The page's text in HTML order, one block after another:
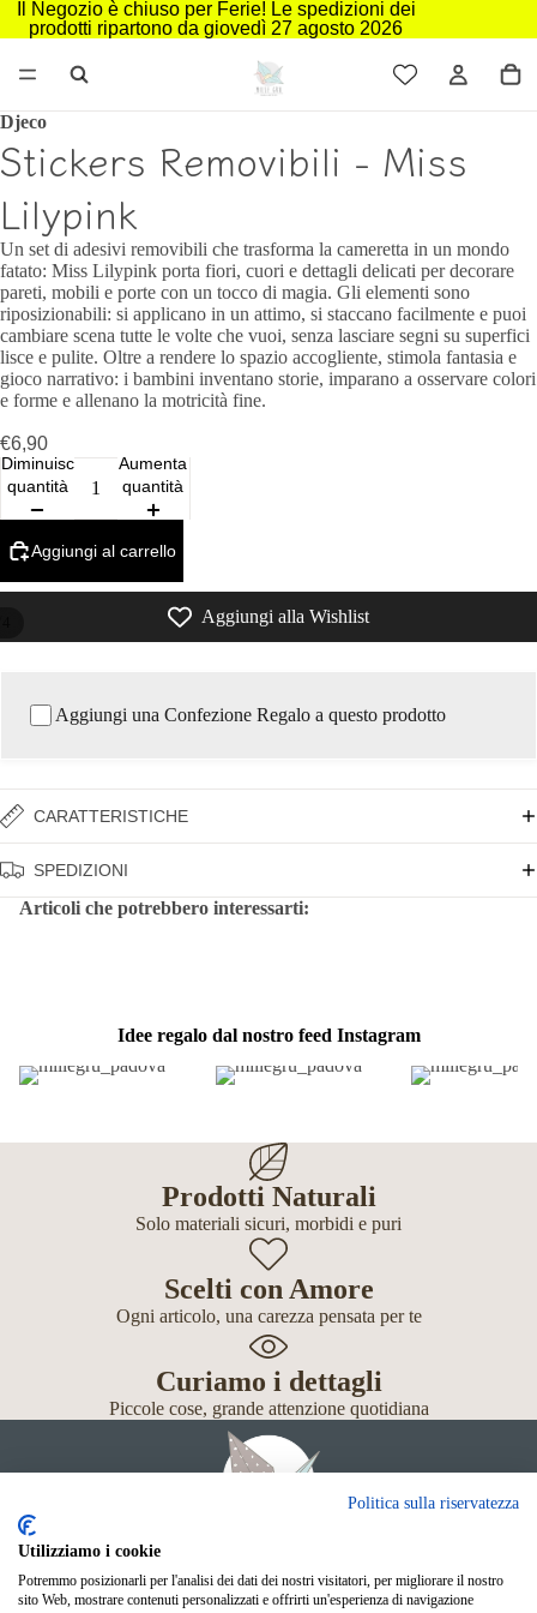
Il Negozio è chiuso per Ferie! Le spedizioni dei
prodotti ripartono da giovedì 27 agosto 2026
Djeco
Stickers Removibili - Miss
Lilypink
Un set di adesivi removibili che trasforma la cameretta in un mondo
fatato: Miss Lilypink porta fiori, cuori e dettagli delicati per decorare
pareti, mobili e porte con un tocco di magia. Gli elementi sono
riposizionabili: si applicano in un attimo, si staccano facilmente e puoi
cambiare scena tutte le volte che vuoi, senza lasciare segni su superfici
lisce e pulite. Oltre a rendere lo spazio accogliente, stimola fantasia e
gioco narrativo: i bambini inventano storie, imparano a osservare colori
e forme e allenano la motricità fine.
€6,90
Diminuisci
quantità
Aumenta
quantità
Aggiungi al carrello
Aggiungi alla Wishlist
Aggiungi una Confezione Regalo a questo prodotto
CARATTERISTICHE
SPEDIZIONI
Articoli che potrebbero interessarti:
Idee regalo dal nostro feed Instagram
Prodotti Naturali
Solo materiali sicuri, morbidi e puri
Scelti con Amore
Ogni articolo, una carezza pensata per te
Curiamo i dettagli
Piccole cose, grande attenzione quotidiana
Giochi
Politica sulla riservatezza
Utilizziamo i cookie
Potremmo posizionarli per l'analisi dei dati dei nostri visitatori, per migliorare il nostro
sito Web, mostrare contenuti personalizzati e offrirti un'esperienza di navigazione